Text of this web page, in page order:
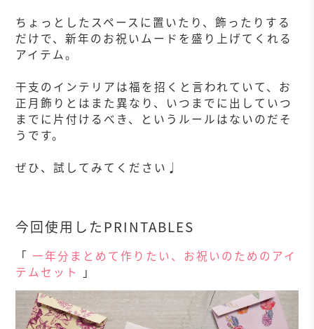
ちょっとしたスペースに置いたり、飾ったりする
だけで、新年のお祝いムードを盛り上げてくれる
アイテム。
干支のインテリアは福を招くと言われていて、お
正月飾りとはまた異なり、いつまでに出していつ
までに片付けるべき、というルールはないのだそ
うです。
ぜひ、試してみてください♩
今回使用したPRINTABLES
「一年分まとめて作りたい、お祝いのためのアイ
テムセット
」